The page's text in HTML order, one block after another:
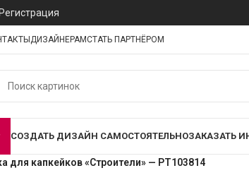
ДИЗАЙНЕРАМСТАТЬ ПАРТНЁРОМ
СОЗДАТЬ ДИЗАЙН САМОСТОЯТЕЛЬНОЗАКАЗАТЬ
для капкейков «Строители» — PT103814
Регистрация